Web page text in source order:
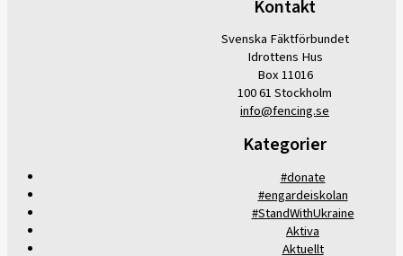
Kontakt
Svenska Fäktförbundet
Idrottens Hus
Box 11016
100 61 Stockholm
info@fencing.se
Kategorier
#donate
#engardeiskolan
#StandWithUkraine
Aktiva
Aktuellt